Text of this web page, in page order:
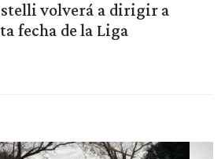
volverá a dirigir a
fecha de la Liga